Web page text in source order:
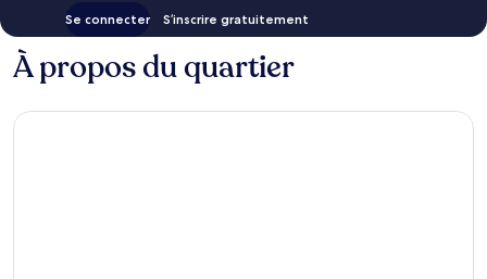
Se connecter S’inscrire gratuitement
À propos du quartier